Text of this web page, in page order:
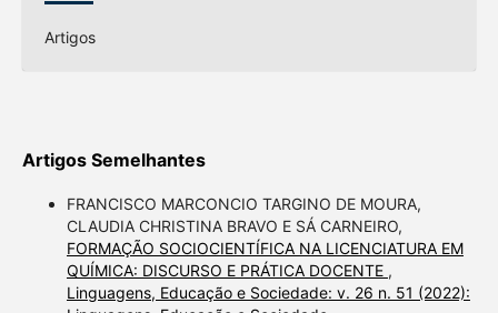
Artigos
Artigos Semelhantes
FRANCISCO MARCONCIO TARGINO DE MOURA,
CLAUDIA CHRISTINA BRAVO E SÁ CARNEIRO,
FORMAÇÃO SOCIOCIENTÍFICA NA LICENCIATURA EM
QUÍMICA: DISCURSO E PRÁTICA DOCENTE ,
Linguagens, Educação e Sociedade: v. 26 n. 51 (2022):